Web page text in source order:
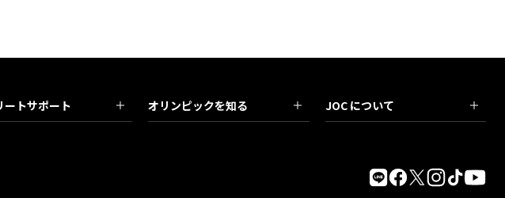
ートサポート オリンピックを知る JOC について